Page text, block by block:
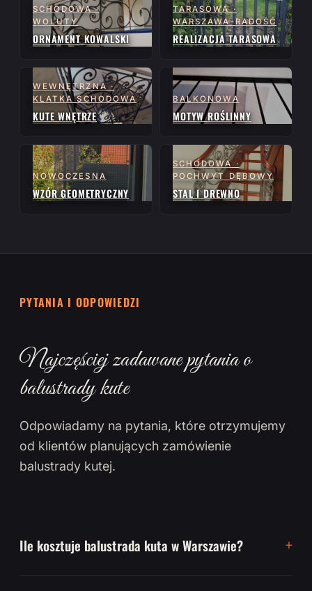
SCHODOWA ·
WOLUTY
ORNAMENT KOWALSKI
TARASOWA ·
WARSZAWA-RADOŚĆ
REALIZACJA TARASOWA
WEWNĘTRZNA ·
KLATKA SCHODOWA
KUTE WNĘTRZE
BALKONOWA
MOTYW ROŚLINNY
NOWOCZESNA
WZÓR GEOMETRYCZNY
SCHODOWA ·
POCHWYT DĘBOWY
STAL I DREWNO
PYTANIA I ODPOWIEDZI
Najczęściej zadawane pytania o
balustrady kute
Odpowiadamy na pytania, które otrzymujemy
od klientów planujących zamówienie
balustrady kutej.
Ile kosztuje balustrada kuta w Warszawie?